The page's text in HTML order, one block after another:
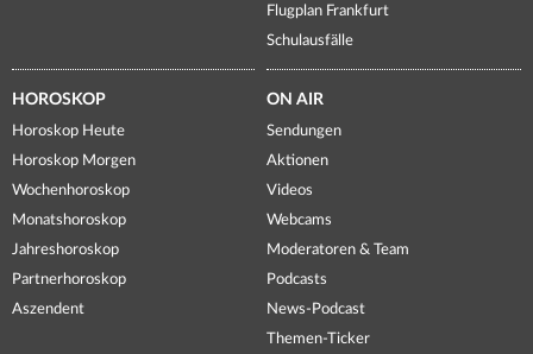
Flugplan Frankfurt
Schulausfälle
HOROSKOP
Horoskop Heute
Horoskop Morgen
Wochenhoroskop
Monatshoroskop
Jahreshoroskop
Partnerhoroskop
Aszendent
ON AIR
Sendungen
Aktionen
Videos
Webcams
Moderatoren & Team
Podcasts
News-Podcast
Themen-Ticker